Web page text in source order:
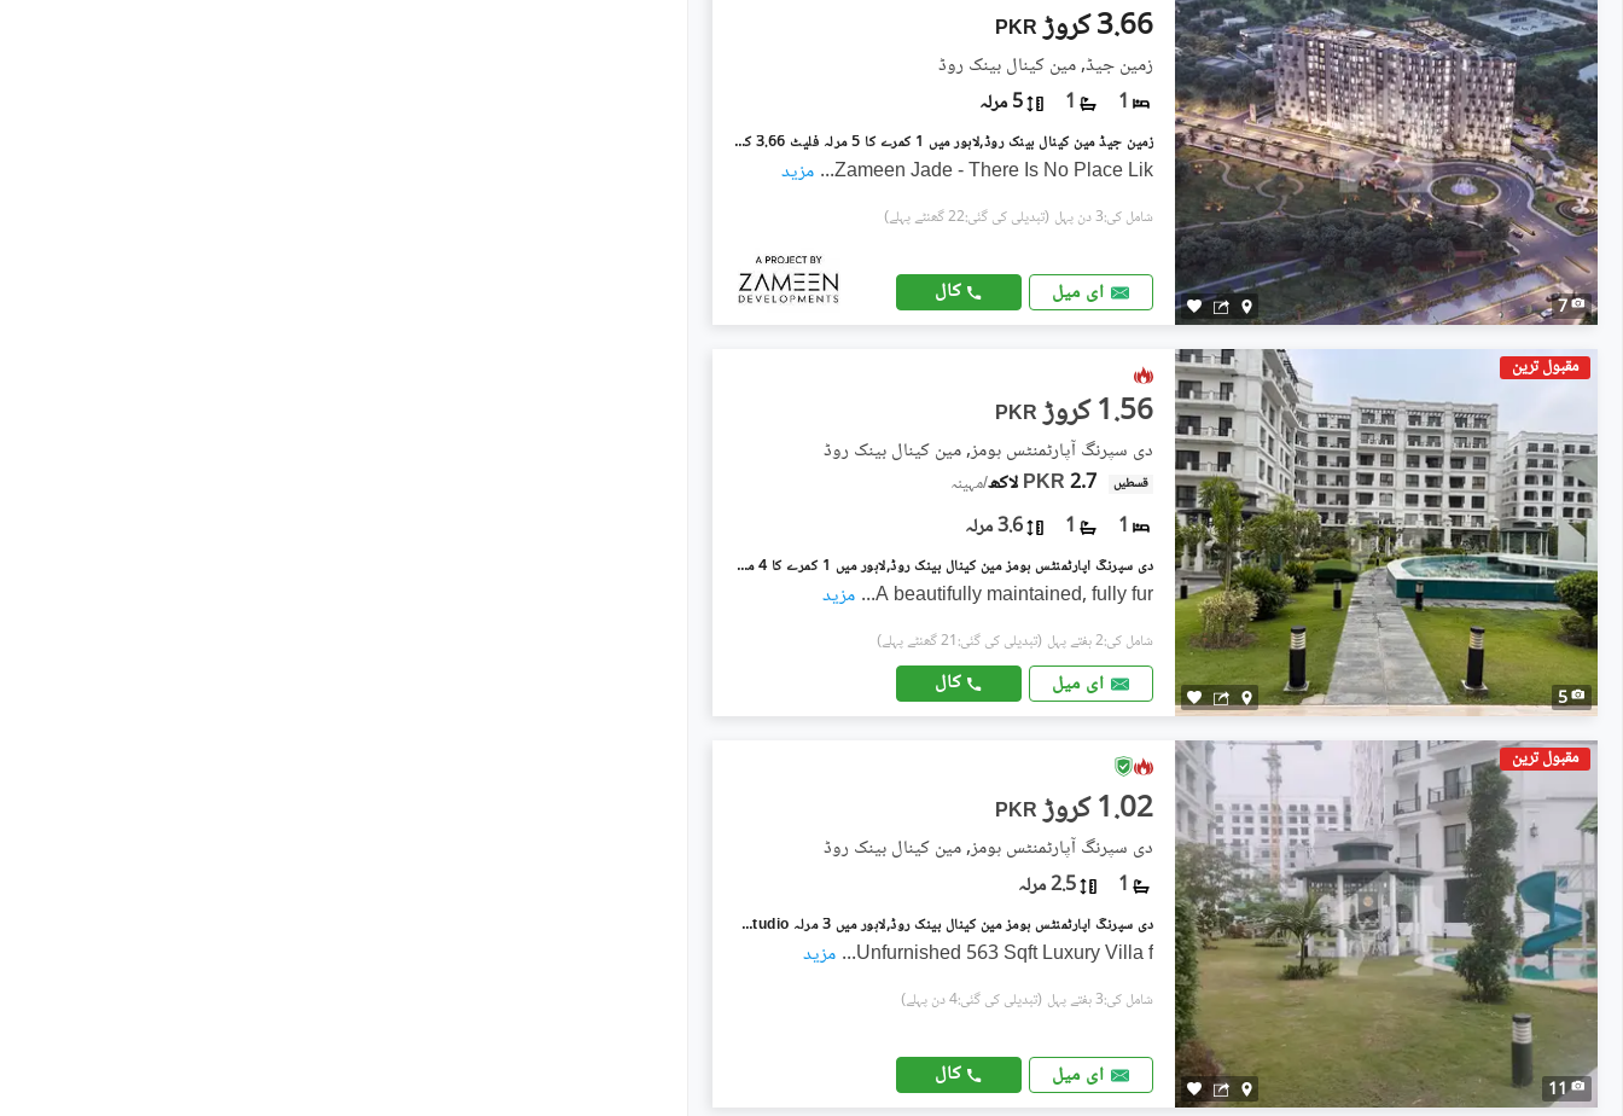
7
PKR 3.66 کروڑ
زمین جیڈ, مین کینال بینک روڈ
1
1 5 مرلہ
زمین جیڈ مین کینال بینک روڈ,لاہور میں 1 کمرے کا 5 مرلہ فلیٹ 3.66 کروڑ میں برائے فروخت۔
Zameen Jade - There Is No Place Lik
... مزید
شامل کی:3 دن پہل (تبدیلی کی گئی:22 گھنٹے پہلے)
ای میل کال
مقبول ترین
5
PKR 1.56 کروڑ
دی سپرنگ آپارٹمنٹس ہومز, مین کینال بینک روڈ
قسطیں PKR2.7 لاکھ /مہینہ
1
1 3.6 مرلہ
دی سپرنگ آپارٹمنٹس ہومز مین کینال بینک روڈ,لاہور میں 1 کمرے کا 4 مرلہ فلیٹ 1.56 کروڑ میں برائے فروخت۔
A beautifully maintained, fully fur
... مزید
شامل کی:2 ہفتے پہل (تبدیلی کی گئی:21 گھنٹے پہلے)
ای میل کال
مقبول ترین
11
PKR 1.02 کروڑ
دی سپرنگ آپارٹمنٹس ہومز, مین کینال بینک روڈ
1
2.5 مرلہ
دی سپرنگ آپارٹمنٹس ہومز مین کینال بینک روڈ,لاہور میں 3 مرلہ Studio فلیٹ 1.02 کروڑ میں برائے فروخت۔
Unfurnished 563 Sqft Luxury Villa f
... مزید
شامل کی:3 ہفتے پہل (تبدیلی کی گئی:4 دن پہلے)
ای میل کال